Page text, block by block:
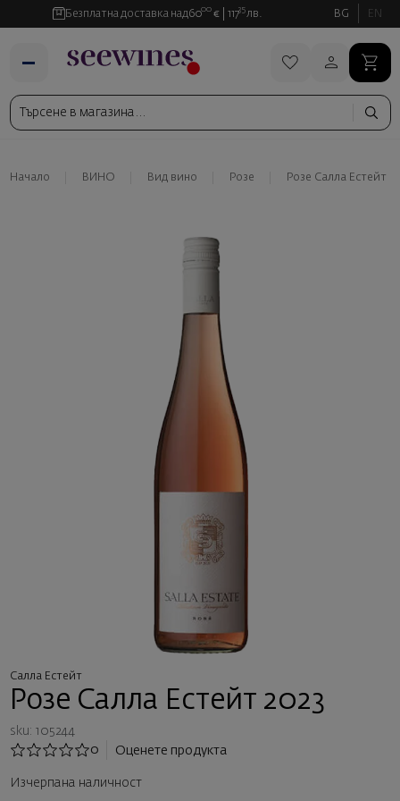
Безплатна доставка над6000 € 11735 лв. BG EN
Начало ВИНО Вид вино Розе Розе Салла Естейт
Салла Естейт
Розе Салла Естейт 2023
sku: 105244
0
Оценете продукта
Изчерпана наличност